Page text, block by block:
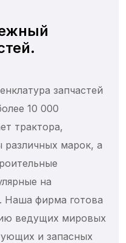
запчастей
10 000
трактора,
различных марок, а
на
Наша фирма готова
ведущих мировых
и запасных